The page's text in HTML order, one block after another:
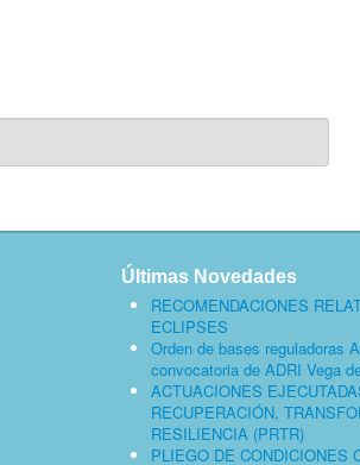
Últimas Novedades
RECOMENDACIONES
ECLIPSES
Orden de bases reguladoras
convocatoria de ADRI Vega
ACTUACIONES
RECUPERACIÓN,
RESILIENCIA (PRTR)
PLIEGO DE CONDICIONES